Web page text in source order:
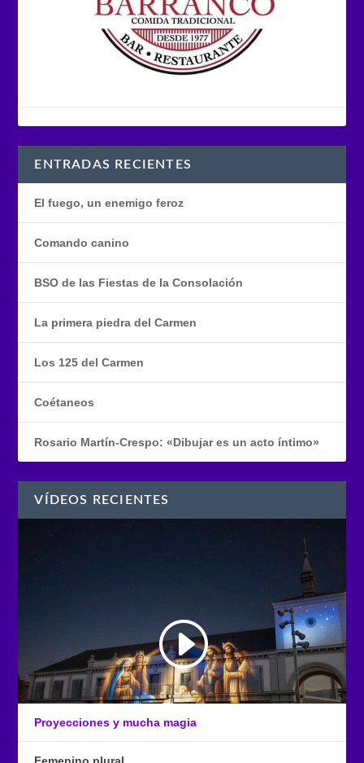
ENTRADAS RECIENTES
El fuego, un enemigo feroz
Comando canino
BSO de las Fiestas de la Consolación
La primera piedra del Carmen
Los 125 del Carmen
Coétaneos
Rosario Martín-Crespo: «Dibujar es un acto íntimo»
VÍDEOS RECIENTES
Proyecciones y mucha magia